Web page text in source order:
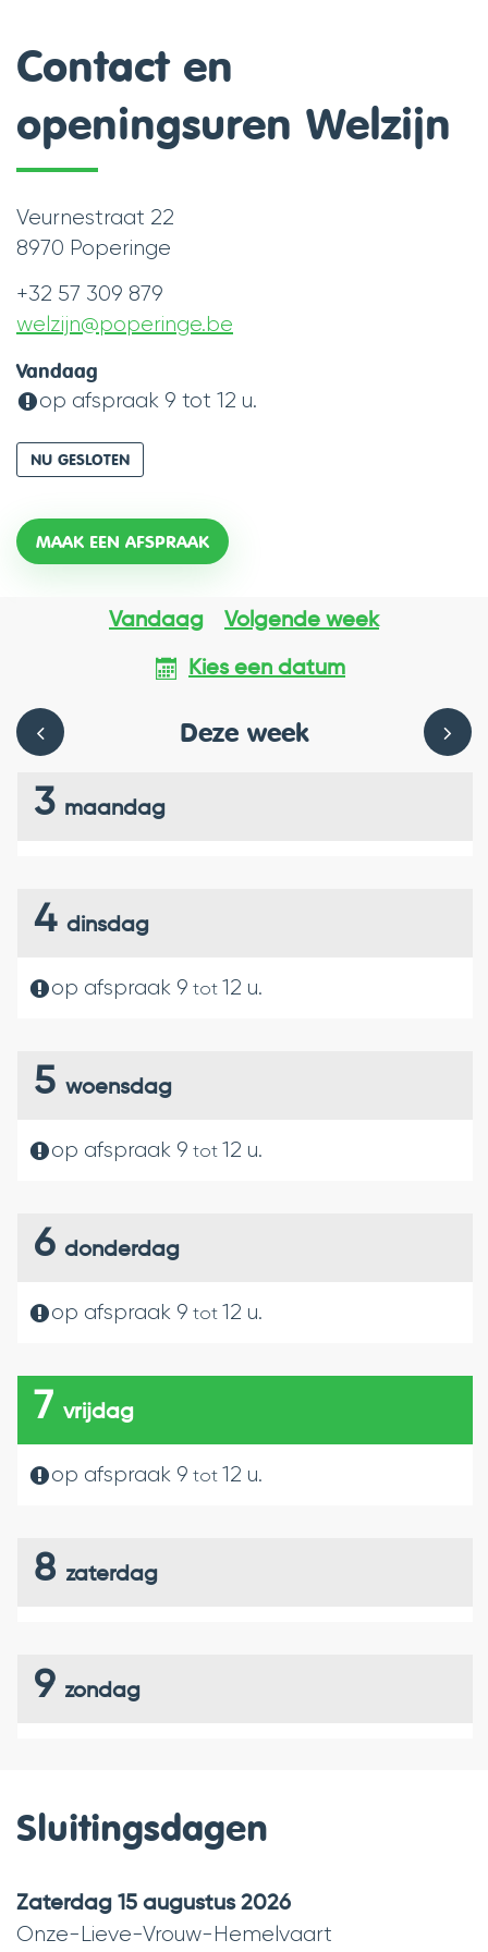
Contact en
openingsuren Welzijn
Contact
Adres
Veurnestraat 22
,8970 Poperinge
Tel.
+32 57 309 879
E-
welzijn@poperinge.be
Openingsuren
Vandaag
op afspraak 9 tot 12 u.
NU GESLOTEN
Openingsuren
MAAK EEN AFSPRAAK
Vandaag Volgende week
Kies een datum
Deze week
BEKIJK
OPENINGSUREN
DE
3 maandag
4 dinsdag
op afspraak 9 tot 12 u.
5 woensdag
op afspraak 9 tot 12 u.
6 donderdag
op afspraak 9 tot 12 u.
7 vrijdag
op afspraak 9 tot 12 u.
8 zaterdag
9 zondag
Sluitingsdagen
zaterdag 15 augustus 2026
Onze-Lieve-Vrouw-Hemelvaart